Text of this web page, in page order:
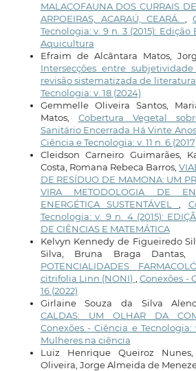
MALACOFAUNA DOS CURRAIS
ARPOEIRAS, ACARAÚ, CEARÁ.
,
Tecnologia: v. 9 n. 3 (2015):
Aquicultura
Efraim de Alcântara Matos,
Intersecções entre
revisão sistematizada de literatura
Tecnologia: v. 18 (2024)
Gemmelle Oliveira Santos,
Matos, Cobertura Vegetal
Sanitário Encerrada Há Vinte
Ciência e Tecnologia: v. 11 n. 6
Cleidson Carneiro Guimarães,
Costa, Romana Rebeca Barros,
DE RESÍDUO DE MAMONA: UM
VIRA METODOLOGIA DE
ENERGÉTICA SUSTENTÁVEL
Tecnologia: v. 9 n. 4 (2015):
DE CIÊNCIAS E MATEMÁTICA
Kelvyn Kennedy de Figueiredo
Silva, Bruna Braga Dantas,
POTENCIALIDADES
citrifolia Linn (NONI)
,Conexões -
16 (2022)
Girlaine Souza da Silva
CALDAS: UM OLHAR DA
Conexões - Ciência e Tecnologia:
Mulheres na ciência
Luiz Henrique Queiroz
Oliveira, Jorge Almeida de